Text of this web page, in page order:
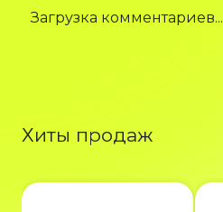
Загрузка комментариев...
Хиты продаж